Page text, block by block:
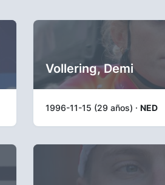
Vollering, Demi
1996-11-15 (29 años) · NED